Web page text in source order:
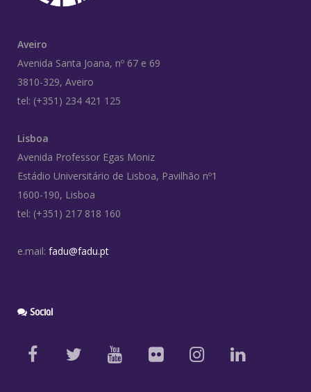
Aveiro
Avenida Santa Joana, nº 67 e 69
3810-329, Aveiro
tel: (+351) 234 421 125
Lisboa
Avenida Professor Egas Moniz
Estádio Universitário de Lisboa, Pavilhão nº1
1600-190, Lisboa
tel: (+351) 217 818 160
e.mail: fadu@fadu.pt
Social